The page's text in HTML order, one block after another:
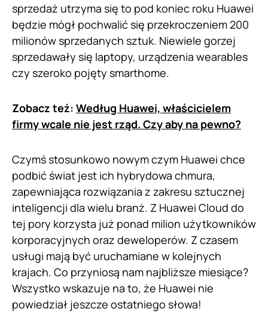
sprzedaż utrzyma się to pod koniec roku Huawei
będzie mógł pochwalić się przekroczeniem 200
milionów sprzedanych sztuk. Niewiele gorzej
sprzedawały się laptopy, urządzenia wearables
czy szeroko pojęty smarthome.
Zobacz też: Według Huawei, właścicielem
firmy wcale nie jest rząd. Czy aby na pewno?
Czymś stosunkowo nowym czym Huawei chce
podbić świat jest ich hybrydowa chmura,
zapewniająca rozwiązania z zakresu sztucznej
inteligencji dla wielu branż. Z Huawei Cloud do
tej pory korzysta już ponad milion użytkowników
korporacyjnych oraz deweloperów. Z czasem
usługi mają być uruchamiane w kolejnych
krajach. Co przyniosą nam najbliższe miesiące?
Wszystko wskazuje na to, że Huawei nie
powiedział jeszcze ostatniego słowa!